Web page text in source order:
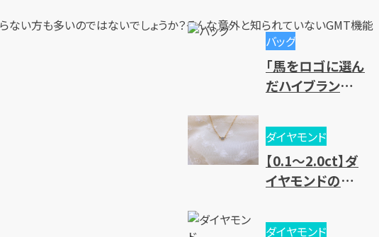
い方も多いのではないでしょうか？そんな意外と知られていないGMT機能
廃盤モデル～レ
ディース・メンズ
まで一挙紹介
バッグ
「馬をロゴに選ん
だハイブランド」
ダイヤモンド
【0.1～2.0ct】ダ
イヤモンドの買
値基準と売却時
ダイヤモンド